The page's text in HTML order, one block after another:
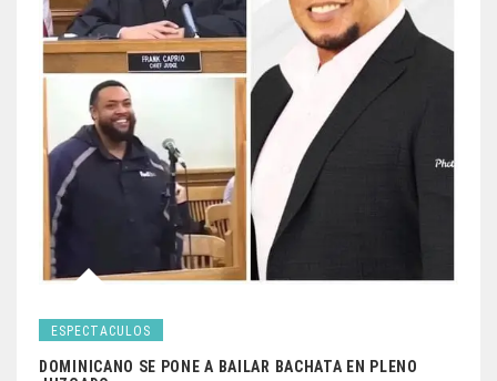
ESPECTACULOS
DOMINICANO SE PONE A BAILAR BACHATA EN PLENO